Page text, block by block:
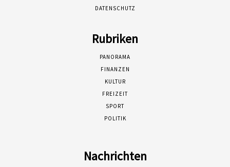
DATENSCHUTZ
Rubriken
PANORAMA
FINANZEN
KULTUR
FREIZEIT
SPORT
POLITIK
Nachrichten